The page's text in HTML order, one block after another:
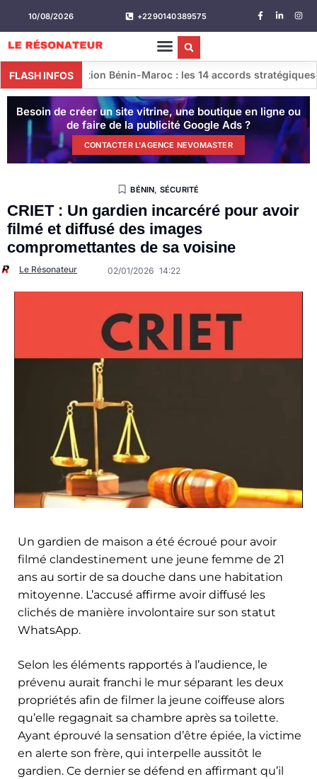
10/08/2026 +2290140389575
FLASH INFOS
Bénin-Maroc : les 14 accords stratégiques conclus lors de
Besoin de créer un site vitrine, une boutique en ligne ou
de faire de la publicité Google Ads ?
CONTACTER L'AGENCE NEVOMASTER
BÉNIN SÉCURITÉ
CRIET : Un gardien incarcéré pour avoir
filmé et diffusé des images
compromettantes de sa voisine
Le Résonateur 02/01/2026 14:22
Un gardien de maison a été écroué pour avoir
filmé clandestinement une jeune femme de 21
ans au sortir de sa douche dans une habitation
mitoyenne. L’accusé affirme avoir diffusé les
clichés de manière involontaire sur son statut
WhatsApp.
Selon les éléments rapportés à l’audience, le
prévenu aurait franchi le mur séparant les deux
propriétés afin de filmer la jeune coiffeuse alors
qu’elle regagnait sa chambre après sa toilette.
Ayant éprouvé la sensation d’être épiée, la victime
en alerte son frère, qui interpelle aussitôt le
gardien. Ce dernier se défend en affirmant qu’il